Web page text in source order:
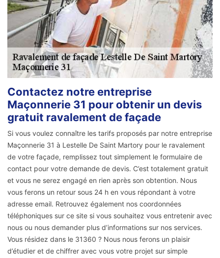
Contactez notre entreprise
Maçonnerie 31 pour obtenir un devis
gratuit ravalement de façade
Si vous voulez connaître les tarifs proposés par notre entreprise
Maçonnerie 31 à Lestelle De Saint Martory pour le ravalement
de votre façade, remplissez tout simplement le formulaire de
contact pour votre demande de devis. C’est totalement gratuit
et vous ne serez engagé en rien après son obtention. Nous
vous ferons un retour sous 24 h en vous répondant à votre
adresse email. Retrouvez également nos coordonnées
téléphoniques sur ce site si vous souhaitez vous entretenir avec
nous ou nous demander plus d’informations sur nos services.
Vous résidez dans le 31360 ? Nous nous ferons un plaisir
d’étudier et de chiffrer avec vous votre projet sur simple